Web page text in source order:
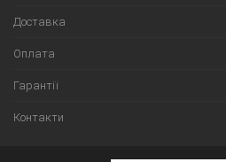
Доставка
Оплата
Гарантії
Контакти